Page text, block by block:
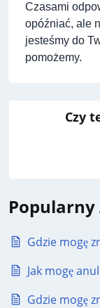
Czasami
opóźniać, ale
jesteśmy do
pomożemy.
Czy
Popularny
Gdzie mogę
Jak mogę
Gdzie mogę